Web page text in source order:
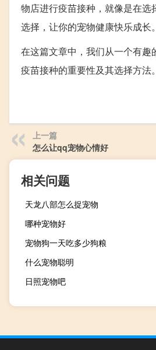
物店进行疫苗接种，就像是在
选择，让你的宠物健康快乐成长。
在这篇文章中，我们从一个有
疫苗接种的重要性及其选择方法。
上一篇
怎么让qq宠物心情好
相关问题
天龙八部怎么捉宠物
哪种宠物好
宠物狗一天吃多少狗粮
什么宠物聪明
日照宠物吧